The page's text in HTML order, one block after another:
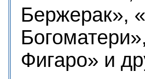
Бержерак»,
Фигаро» и